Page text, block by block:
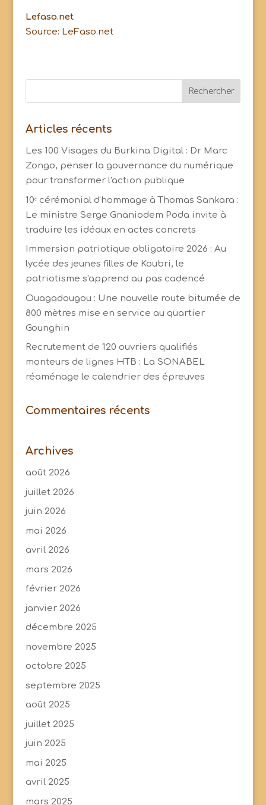
Lefaso.net
Source: LeFaso.net
Articles récents
Les 100 Visages du Burkina Digital : Dr Marc
Zongo, penser la gouvernance du numérique
pour transformer l'action publique
10ᵉ cérémonial d'hommage à Thomas Sankara :
Le ministre Serge Gnaniodem Poda invite à
traduire les idéaux en actes concrets
Immersion patriotique obligatoire 2026 : Au
lycée des jeunes filles de Koubri, le
patriotisme s'apprend au pas cadencé
Ouagadougou : Une nouvelle route bitumée de
800 mètres mise en service au quartier
Gounghin
Recrutement de 120 ouvriers qualifiés
monteurs de lignes HTB : La SONABEL
réaménage le calendrier des épreuves
Commentaires récents
Archives
août 2026
juillet 2026
juin 2026
mai 2026
avril 2026
mars 2026
février 2026
janvier 2026
décembre 2025
novembre 2025
octobre 2025
septembre 2025
août 2025
juillet 2025
juin 2025
mai 2025
avril 2025
mars 2025